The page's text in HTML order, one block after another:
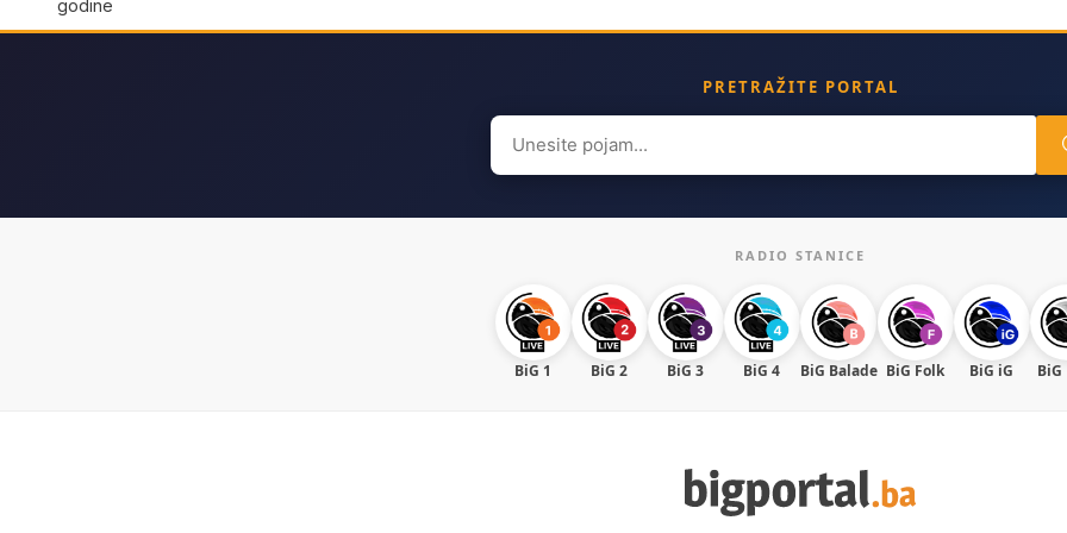
godine
PRETRAŽITE PORTAL
Search
for:
RADIO STANICE
BiG 1 BiG 2 BiG 3 BiG 4 BiG Balade BiG Folk BiG iG BiG